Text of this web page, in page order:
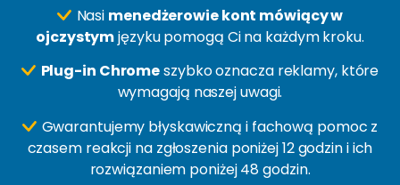
Nasi menedżerowie kont mówiący w
ojczystymjęzyku pomogą Ci na każdym kroku.
Plug-in Chromeszybko oznacza reklamy, które
wymagają naszej uwagi.
Gwarantujemy błyskawiczną i fachową pomoc z
czasem reakcji na zgłoszenia poniżej 12 godzin i ich
rozwiązaniem poniżej 48 godzin.